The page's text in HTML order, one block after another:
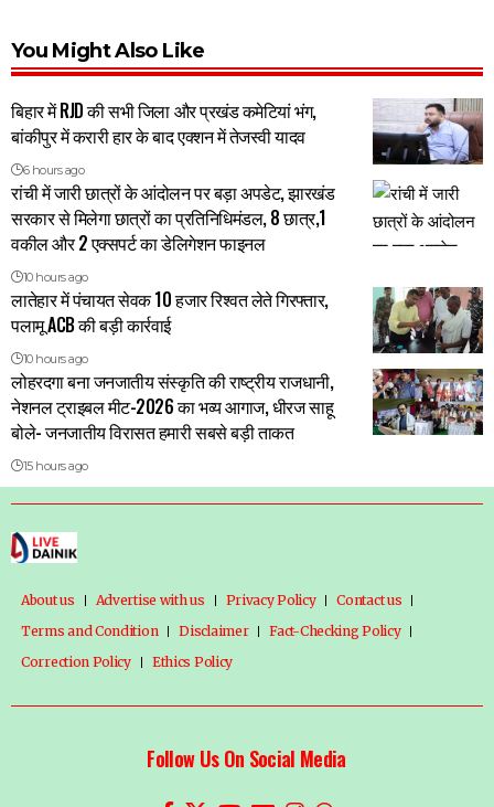
You Might Also Like
बिहार में RJD की सभी जिला और प्रखंड कमेटियां भंग,
बांकीपुर में करारी हार के बाद एक्शन में तेजस्वी यादव
6 hours ago
रांची में जारी छात्रों के आंदोलन पर बड़ा अपडेट, झारखंड
सरकार से मिलेगा छात्रों का प्रतिनिधिमंडल, 8 छात्र,1
वकील और 2 एक्सपर्ट का डेलिगेशन फाइनल
10 hours ago
लातेहार में पंचायत सेवक 10 हजार रिश्वत लेते गिरफ्तार,
पलामू ACB की बड़ी कार्रवाई
10 hours ago
लोहरदगा बना जनजातीय संस्कृति की राष्ट्रीय राजधानी,
नेशनल ट्राइबल मीट-2026 का भव्य आगाज, धीरज साहू
बोले- जनजातीय विरासत हमारी सबसे बड़ी ताकत
15 hours ago
About us Advertise with us Privacy Policy
Contact us
Terms and Condition
Disclaimer
Fact-Checking Policy
Correction Policy
Ethics Policy
Follow Us On Social Media